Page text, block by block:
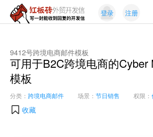
红
砖
外
贸
开
发
信
封
能
收
到
回
复
登录 注册
9412号跨境电商邮件模板
可用于B2C跨境电商的Cyber
模板
分类： 跨境电商邮件 场景： 节日销售 权限：
收藏